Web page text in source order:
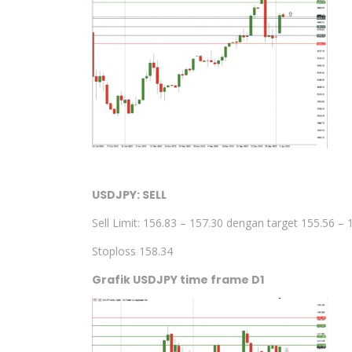
USDJPY: SELL
Sell Limit: 156.83 – 157.30 dengan target 155.56 –
Stoploss 158.34
Grafik USDJPY time frame D1